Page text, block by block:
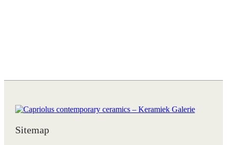
Sitemap